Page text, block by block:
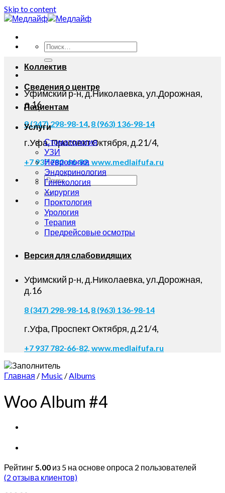
Skip to content
Уфимский р-н, д.Николаевка, ул.Дорожная,
д.16
8 (347) 298-98-14, 8 (963) 136-98-14
г.Уфа, Проспект Октября, д.21/4,
+7 937 782-66-82, www.medlaifufa.ru
Коллектив
Сведения о центре
Пациентам
Услуги
Стоматология
УЗИ
Неврология
Эндокринология
Гинекология
Хирургия
Проктология
Урология
Терапия
Предрейсовые осмотры
Версия для слабовидящих
Уфимский р-н, д.Николаевка, ул.Дорожная,
д.16
8 (347) 298-98-14, 8 (963) 136-98-14
г.Уфа, Проспект Октября, д.21/4,
+7 937 782-66-82, www.medlaifufa.ru
Главная / Music /Albums
Woo Album #4
Рейтинг5.00 из 5 на основе опроса 2 пользователей
(2 отзыва клиентов)